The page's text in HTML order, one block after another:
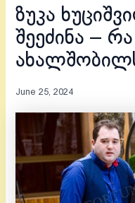
ზუკა
შეეძინა –
June 25, 2024